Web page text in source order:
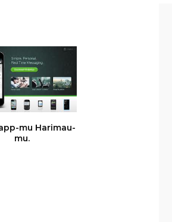
mu Harimau-
mu.